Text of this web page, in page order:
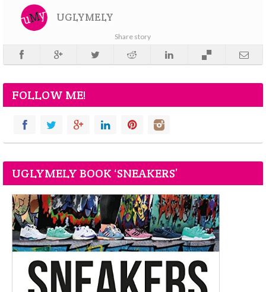
UGLYMELY
Share story
FOLLOW ME!
UGLYMELY BOOK ‘SNEAKERS’